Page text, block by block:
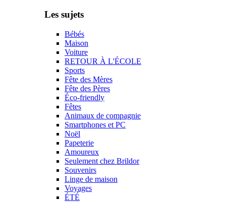
Les sujets
Bébés
Maison
Voiture
RETOUR À L'ÉCOLE
Sports
Fête des Mères
Fête des Pères
Éco-friendly
Fêtes
Animaux de compagnie
Smartphones et PC
Noël
Papeterie
Amoureux
Seulement chez Brildor
Souvenirs
Linge de maison
Voyages
ÉTÉ